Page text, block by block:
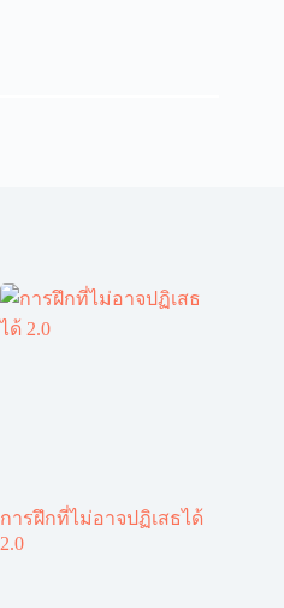
การฝึกที่ไม่อาจปฏิเสธได้
2.0